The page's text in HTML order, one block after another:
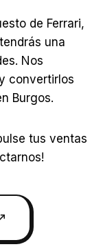
de Ferrari,
una
Nos
convertirlos
Burgos.
tus ventas